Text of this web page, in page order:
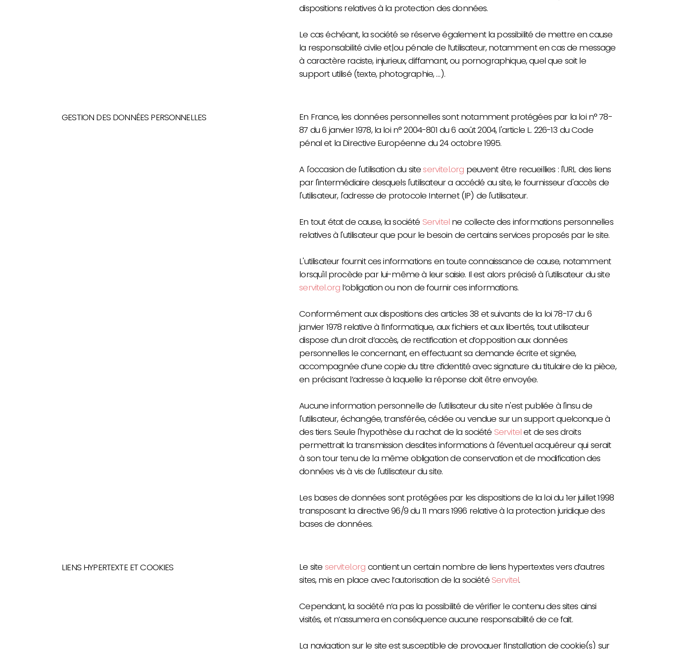
dispositions relatives à la protection des données.
Le cas échéant, la société se réserve également la possibilité de mettre en cause
la responsabilité civile et|ou pénale de l’utilisateur, notamment en cas de message
à caractère raciste, injurieux, diffamant, ou pornographique, quel que soit le
support utilisé (texte, photographie, …).
GESTION DES DONNÉES PERSONNELLES
En France, les données personnelles sont notamment protégées par la loi n° 78-
87 du 6 janvier 1978, la loi n° 2004-801 du 6 août 2004, l'article L. 226-13 du Code
pénal et la Directive Européenne du 24 octobre 1995.
A l'occasion de l'utilisation du siteservitel.org peuvent être recueillies : l'URL des liens
par l'intermédiaire desquels l'utilisateur a accédé au site, le fournisseur d'accès de
l'utilisateur, l'adresse de protocole Internet (IP) de l'utilisateur.
En tout état de cause, la société Servitel ne collecte des informations personnelles
relatives à l'utilisateur que pour le besoin de certains services proposés par le site.
L'utilisateur fournit ces informations en toute connaissance de cause, notamment
lorsqu'il procède par lui-même à leur saisie. Il est alors précisé à l'utilisateur du site
servitel.org l’obligation ou non de fournir ces informations.
Conformément aux dispositions des articles 38 et suivants de la loi 78-17 du 6
janvier 1978 relative à l’informatique, aux fichiers et aux libertés, tout utilisateur
dispose d’un droit d’accès, de rectification et d’opposition aux données
personnelles le concernant, en effectuant sa demande écrite et signée,
accompagnée d’une copie du titre d’identité avec signature du titulaire de la pièce,
en précisant l’adresse à laquelle la réponse doit être envoyée.
Aucune information personnelle de l'utilisateur du site n'est publiée à l'insu de
l'utilisateur, échangée, transférée, cédée ou vendue sur un support quelconque à
des tiers. Seule l'hypothèse du rachat de la société Servitelet de ses droits
permettrait la transmission desdites informations à l'éventuel acquéreur qui serait
à son tour tenu de la même obligation de conservation et de modification des
données vis à vis de l'utilisateur du site.
Les bases de données sont protégées par les dispositions de la loi du 1er juillet 1998
transposant la directive 96/9 du 11 mars 1996 relative à la protection juridique des
bases de données.
LIENS HYPERTEXTE ET COOKIES Le site servitel.org contient un certain nombre de liens hypertextes vers d’autres
sites, mis en place avec l’autorisation de la société Servitel.
Cependant, la société n’a pas la possibilité de vérifier le contenu des sites ainsi
visités, et n’assumera en conséquence aucune responsabilité de ce fait.
La navigation sur le site est susceptible de provoquer l’installation de cookie(s) sur